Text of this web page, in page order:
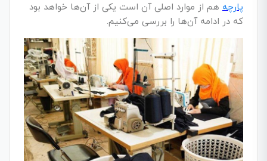
پارچه هم از موارد اصلی آن است یکی از آن‌ها خواهد بود
که در ادامه آن‌ها را بررسی می‌کنیم.